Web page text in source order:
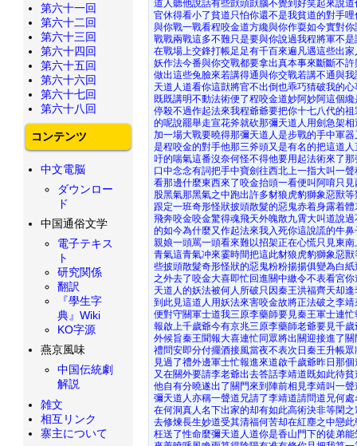
道人聽他說話有些獃頭獃腦不覺到好笑起來說
官休得看小了貧道只怕你還不是我貧道的對手
與你戰一戰看程咬金道方纔與你作耍如今實對
戰戰兩戰這多不難只是要與你說過我程將軍不
在戰場上交鋒打帳足足有千百來遍凡遇這些出
妖作法今番與你交戰都要拿出真本事來斷斷不
做出這些兔臉來若講得通與你交戰若講不通與
天道人道看你這獃將官不出倒也乖巧猜破我的
既既講明不動法術便了程咬金道妙阿妙阿這個
停殺不過作起法來我程爺爺要把你十七八代的
的呢說罷舉走宣花斧就砍那彌天道人用劍急架
加一場大戰要曉得那彌天道人是步戰的手中軍
是程咬金的對手他那三斧頭又是有名的把這道
吁的喘氣這番沒奈何怪不得他要用起法術來了
口中念念有詞把手中寶劍往西北上一指大叫一
看那邊什麼東西來了咬金抬頭一看便叫阿唷只
股黑氣那黑氣之中跑出許多豺狼虎豹獅象惡獸
跟定一班奇形怪狀披頭散髮的惡鬼赤着身露着
飛奔咬金咬金驚得魂飛天外魄散九霄大叫道說
的如今為什麼又作起法來我入死你這說謊的牛
親娘一頭罵一頭看來難以招架正在心慌只見東
青氣這青氣冲來霎時間把這此豺狼虎豹獅象惡
些披頭散髮奇形怪狀的惡鬼粉粉揚揚俱變為白
之外去了咬金大喜即忙回進關中繳令不表看宮
天道人的妖法被何人所破只因秦王洪福齊天却
到此見這道人用妖法來害咬金故將正法破之李
便對守關軍士道我三原李藥師要見秦王軍士連
報啟上千歲爺今有京兆三原李藥師老爺要見千
外候旨秦王聞報大喜連忙同眾將出關迎接進了
禮問安即分付擺酒接風當夜不表次日秦王升帳
見過了禮外邊軍士忙報進來道啟千歲爺昨日那
又在關外要請李老爺出去答話李靖道既如此待
他自有分曉遂出了關門來到陣前相見李靖叫一
彌天道人亦稱一聲道兄請了李靖道請問道兄何
在何洞真人名下出家的却有如此高術決非等閑
去修煉長生妙道受其清福何苦却在紅塵之中戀
枉送了性命麼彌天道人道你是香山門下的徒弟
第六十一回
第六十二回
第六十三回
第六十四回
第六十五回
第六十六回
第六十七回
第六十八回
コンテンツ
中文電脳
ダウンロー
ド
中国通俗文学
電子テキス
ト
研究関係
翻訳
『學生字
典』Wiki
KO字源
燕京風味
中国伝統劇
解説
雑文
相互リンク
寨主について